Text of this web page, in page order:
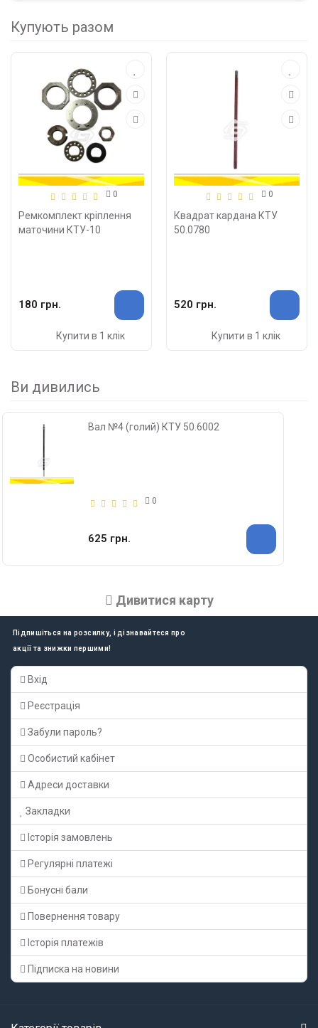
Купують разом
0
Ремкомплект кріплення
маточини КТУ-10
180 грн.
Купити в 1 клік
0
Квадрат кардана КТУ
50.0780
520 грн.
Купити в 1 клік
Ви дивились
Вал №4 (голий) КТУ 50.6002
0
625 грн.
Дивитися карту
Підпишіться на розсилку, і дізнавайтеся про
акції та знижки першими!
Вхід
Реєстрація
Забули пароль?
Особистий кабінет
Адреси доставки
Закладки
Історія замовлень
Регулярні платежі
Бонусні бали
Повернення товару
Історія платежів
Підписка на новини